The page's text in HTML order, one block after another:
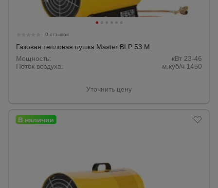
0 отзывов
Газовая тепловая пушка Master BLP 53 M
Мощность:
кВт 23-46
Поток воздуха:
м.куб/ч 1450
Уточнить цену
строительства
товаров